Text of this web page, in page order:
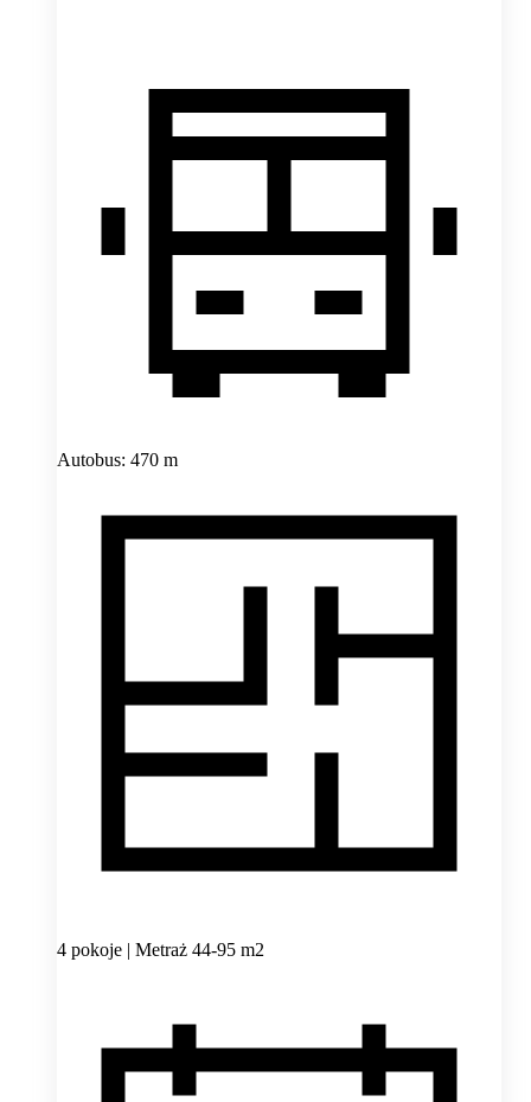
Autobus: 470 m
4 pokoje | Metraż 44-95 m2